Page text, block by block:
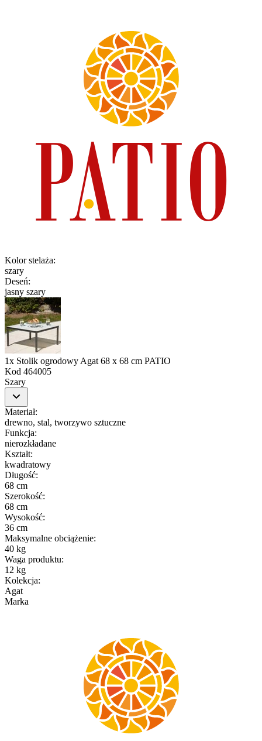
Kolor stelaża:
szary
Deseń:
jasny szary
1x Stolik ogrodowy Agat 68 x 68 cm PATIO
Kod 464005
Szary
Materiał:
drewno, stal, tworzywo sztuczne
Funkcja:
nierozkładane
Kształt:
kwadratowy
Długość:
68 cm
Szerokość:
68 cm
Wysokość:
36 cm
Maksymalne obciążenie:
40 kg
Waga produktu:
12 kg
Kolekcja:
Agat
Marka